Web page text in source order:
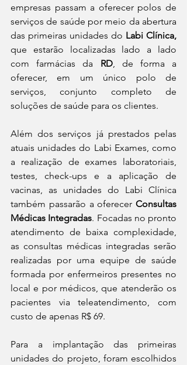
empresas passam a oferecer polos de
serviços de saúde por meio da abertura
das primeiras unidades do
que estarão localizadas lado a lado
com farmácias da RD, de forma a
oferecer, em um único polo de
serviços, conjunto completo de
soluções de saúde para os clientes.
Além dos serviços já prestados pelas
atuais unidades do Labi Exames, como
a realização de exames laboratoriais,
testes, check-ups e a aplicação de
vacinas, as unidades do Labi Clínica
também passarão a oferecer Consultas
Médicas Integradas. Focadas no pronto
atendimento de baixa complexidade,
as consultas médicas integradas serão
realizadas por uma equipe de saúde
formada por enfermeiros presentes no
local e por médicos, que atenderão os
pacientes via teleatendimento, com
custo de apenas R$ 69.
Para a implantação das primeiras
unidades do projeto, foram escolhidos